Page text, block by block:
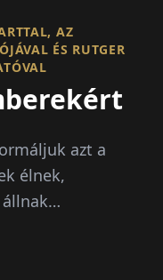
AZ
ÉS RUTGER
azt a
élnek,